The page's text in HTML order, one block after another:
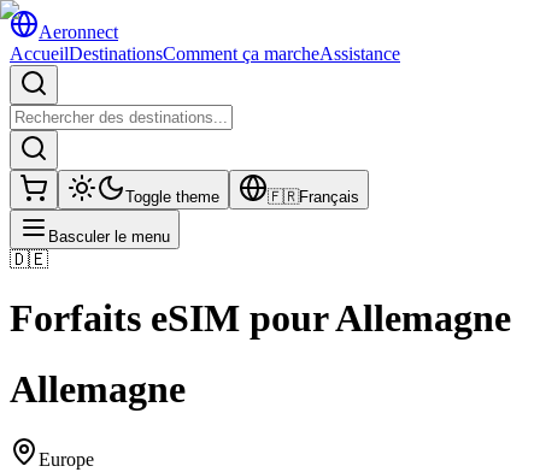
Aeronnect
AccueilDestinationsComment ça marcheAssistance
Toggle theme 🇫🇷Français
Basculer le menu
🇩🇪
Forfaits eSIM pourAllemagne
Allemagne
Europe